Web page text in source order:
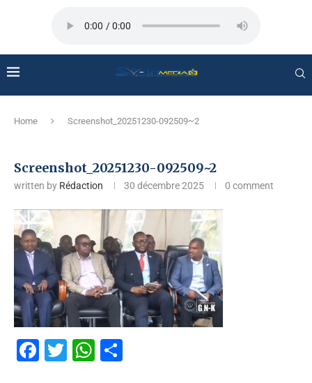
Home Screenshot_20251230-092509~2
Screenshot_20251230-092509~2
written by Rédaction 30 décembre 2025 0 comment
Facebook
TwitterWhatsApp